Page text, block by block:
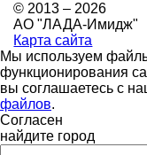
© 2013 – 2026
АО "ЛАДА-Имидж"
Карта сайта
Мы используем
функционирования
вы соглашаетесь с
файлов.
Согласен
найдите город